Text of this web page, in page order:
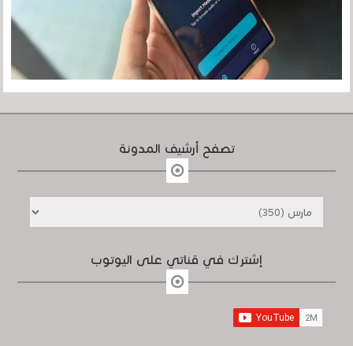
تصفح أرشيف المدونة
إشترك في قناتي على اليوتوب